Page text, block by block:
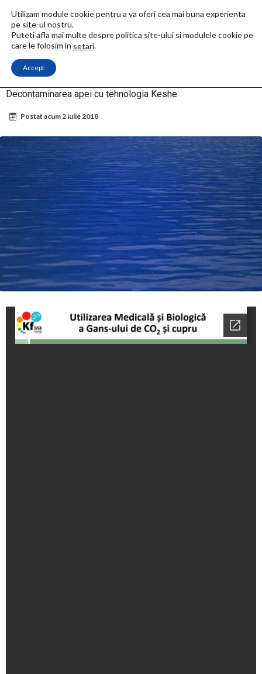
Acasa Magrav
Keshe
Decontaminarea apei cu tehnologia Keshe
Postat acum 2 iulie 2018
Utilizam module cookie pentru a va oferi cea mai buna experienta
pe site-ul nostru.
Puteti afla mai multe despre politica site-ului si modulele cookie pe
care le folosim in setari.
Accept